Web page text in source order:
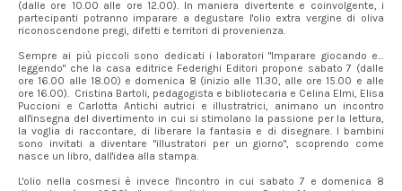
(dalle ore 10.00 alle ore 12.00). In maniera divertente e coinvolgente, i
partecipanti potranno imparare a degustare l'olio extra vergine di oliva
riconoscendone pregi, difetti e territori di provenienza.
Sempre ai più piccoli sono dedicati i laboratori "Imparare giocando e…
leggendo" che la casa editrice Federighi Editori propone sabato 7 (dalle
ore 16.00 alle 18.00) e domenica 8 (inizio alle 11.30, alle ore 15.00 e alle
ore 16.00). Cristina Bartoli, pedagogista e bibliotecaria e Celina Elmi, Elisa
Puccioni e Carlotta Antichi autrici e illustratrici, animano un incontro
all'insegna del divertimento in cui si stimolano la passione per la lettura,
la voglia di raccontare, di liberare la fantasia e di disegnare. I bambini
sono invitati a diventare "illustratori per un giorno", scoprendo come
nasce un libro, dall'idea alla stampa.
L'olio nella cosmesi è invece l'incontro in cui sabato 7 e domenica 8